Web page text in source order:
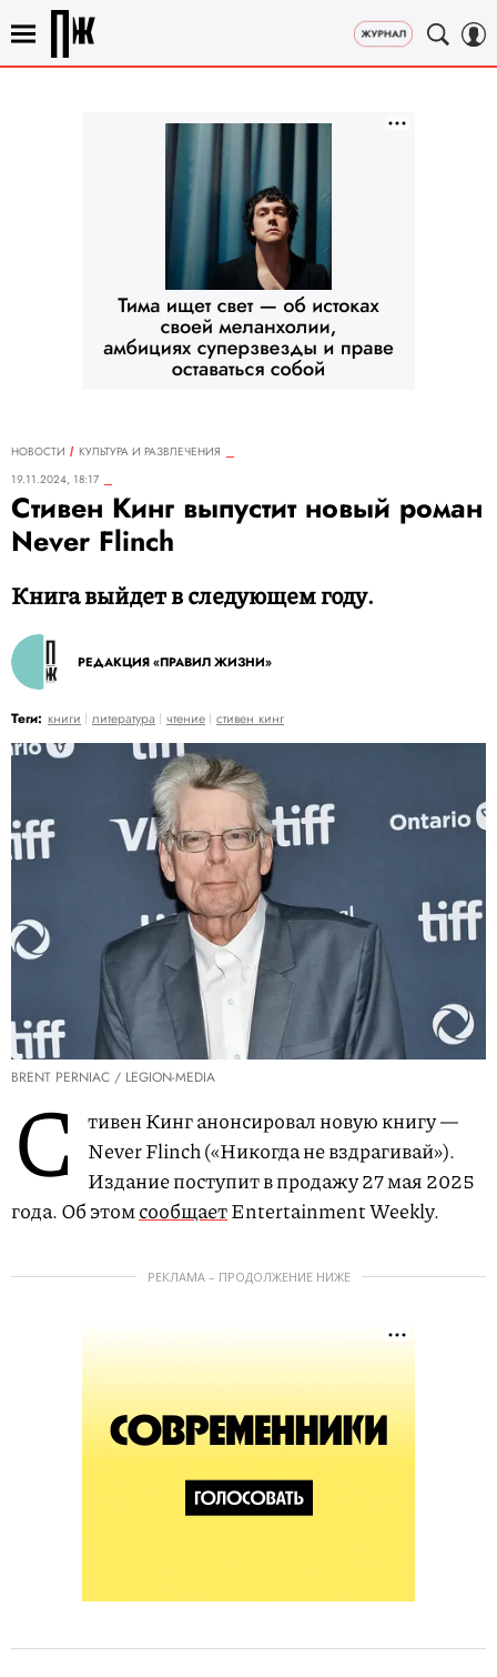
НОВОСТИ
КУЛЬТУРА И РАЗВЛЕЧЕНИЯ
19.11.2024, 18:17
Стивен Кинг выпустит новый роман
Never Flinch
Книга выйдет в следующем году.
РЕДАКЦИЯ «ПРАВИЛ ЖИЗНИ»
Теги: книги литература чтение стивен кинг
BRENT PERNIAC / LEGION-MEDIA
С
тивен Кинг анонсировал новую книгу —
Never Flinch («Никогда не вздрагивай»).
Издание поступит в продажу 27 мая 2025
года. Об этомсообщаетEntertainment Weekly.
РЕКЛАМА – ПРОДОЛЖЕНИЕ НИЖЕ